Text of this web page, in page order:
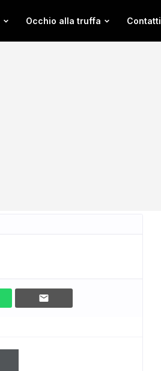
Occhio alla truffa Contatti